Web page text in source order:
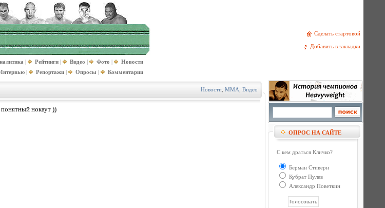
Сделать стартовой
Добавить в закладки
| Рейтинги | Видео | Фото |
Новости
| Репортажи | Опросы | Комментарии
Новости MMA Видео
нокаут ))
ОПРОС НА САЙТЕ
С кем драться Кличко?
Берман Стиверн
Кубрат Пулев
Александр Поветкин